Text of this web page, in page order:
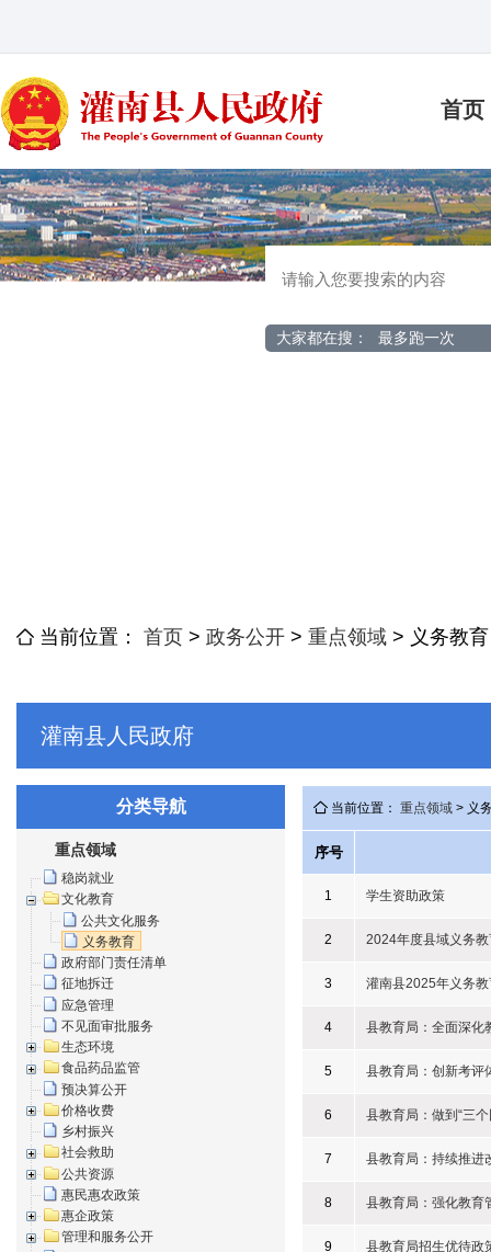
首页
大家都在搜： 最多跑一次
当前位置： 首页 > 政务公开 > 重点领域 > 义务教育
灌南县人民政府
分类导航
重点领域
稳岗就业
文化教育
公共文化服务
义务教育
政府部门责任清单
征地拆迁
应急管理
不见面审批服务
生态环境
食品药品监管
预决算公开
价格收费
乡村振兴
社会救助
公共资源
惠民惠农政策
惠企政策
管理和服务公开
当前位置： 重点领域 > 义
序号
1 学生资助政策
2 2024年度县域义务
3 灌南县2025年义务
4 县教育局：全面深化
5 县教育局：创新考评
6 县教育局：做到“三
7 县教育局：持续推进
8 县教育局：强化教育
9 县教育局招生优待政